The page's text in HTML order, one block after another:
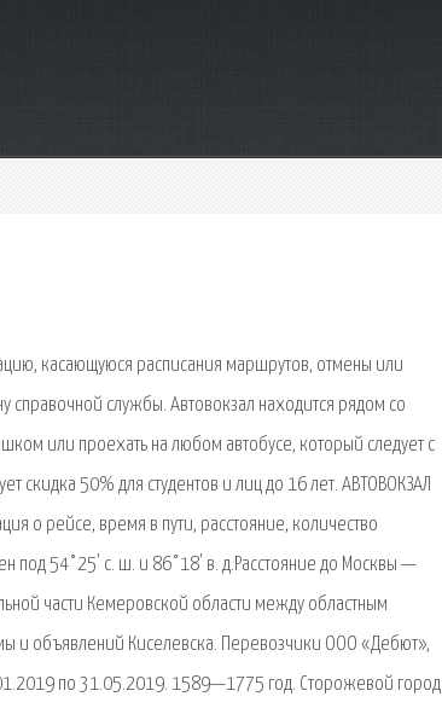
касающуюся расписания маршрутов, отмены или
службы. Автовокзал находится рядом со
или проехать на любом автобусе, который следует с
скидка 50% для студентов и лиц до 16 лет. АВТОВОКЗАЛ
о рейсе, время в пути, расстояние, количество
под 54°25' с. ш. и 86°18' в. д.Расстояние до Москвы —
части Кемеровской области между областным
и объявлений Киселевска. Перевозчики ООО «Дебют»,
по 31.05.2019. 1589—1775 год. Сторожевой город